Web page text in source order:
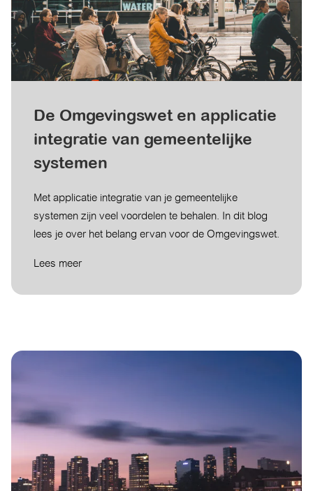
De Omgevingswet en applicatie
integratie van gemeentelijke
systemen
Met applicatie integratie van je gemeentelijke
systemen zijn veel voordelen te behalen. In dit blog
lees je over het belang ervan voor de Omgevingswet.
Lees meer